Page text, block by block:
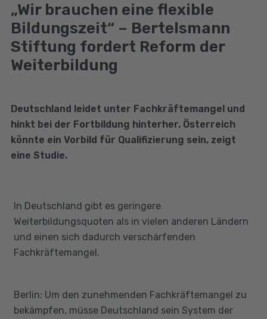
„Wir brauchen eine flexible
Bildungszeit“ – Bertelsmann
Stiftung fordert Reform der
Weiterbildung
Deutschland leidet unter Fachkräftemangel und
hinkt bei der Fortbildung hinterher. Österreich
könnte ein Vorbild für Qualifizierung sein, zeigt
eine Studie.
In Deutschland gibt es geringere
Weiterbildungsquoten als in vielen anderen Ländern
und einen sich dadurch verschärfenden
Fachkräftemangel.
Berlin: Um den zunehmenden Fachkräftemangel zu
bekämpfen, müsse Deutschland sein System der